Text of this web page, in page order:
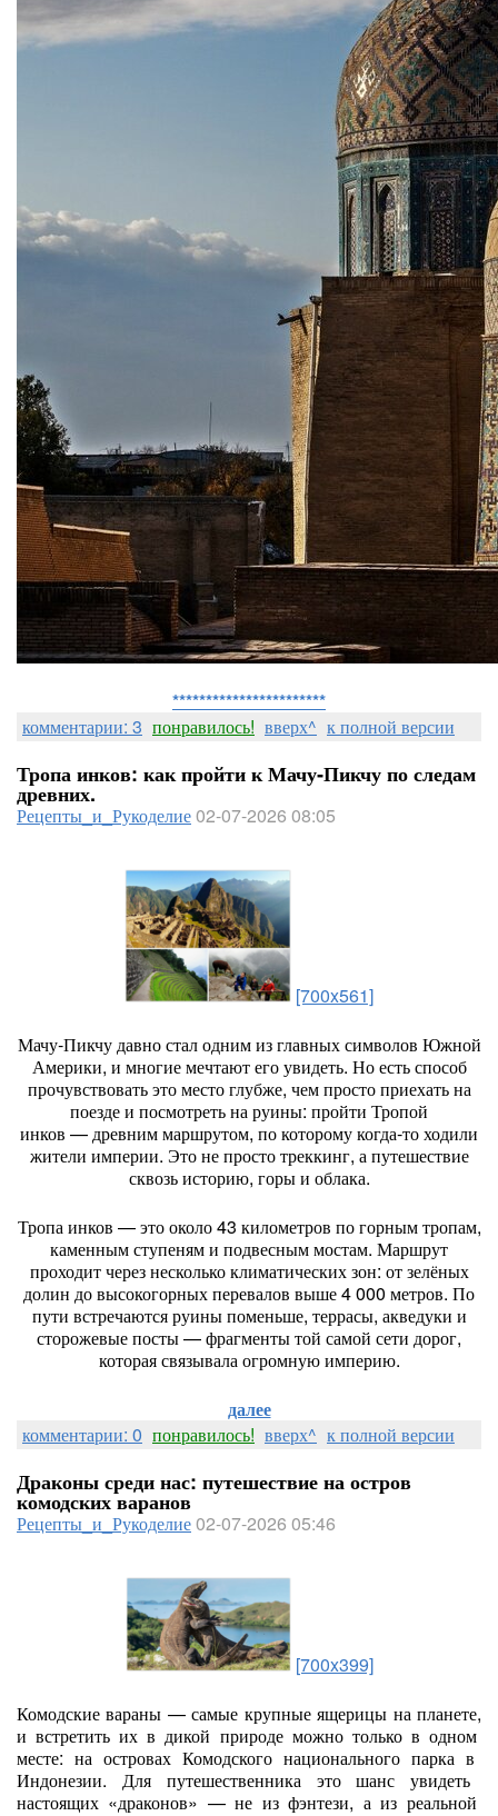
***********************
комментарии: 3 понравилось! вверх^ к полной версии
Тропа инков: как пройти к Мачу‑Пикчу по следам
древних.
Рецепты_и_Рукоделие02-07-2026 08:05
[700x561]
Мачу‑Пикчудавносталоднимизглавныхсимволов Южной
Америки, и многиемечтаютегоувидеть. Ноестьспособ
прочувствоватьэтоместоглубже, чемпростоприехатьна
поездеи посмотретьнаруины: пройти Тропой
инков — древниммаршрутом, покоторомукогда‑тоходили
жители империи. Этонепростотреккинг, апутешествие
сквозьисторию, горыи облака.
Тропаинков — этооколо43 километров погорнымтропам,
каменнымступенями подвесныммостам. Маршрут
проходитчерезнесколькоклиматическихзон: отзелёных
долин довысокогорныхперевалов выше4000 метров. По
пути встречаютсяруиныпоменьше, террасы, акведуки и
сторожевыепосты— фрагментытой самой сети дорог,
котораясвязывалаогромнуюимперию.
далее
комментарии: 0 понравилось! вверх^ к полной версии
Драконы среди нас: путешествие на остров
комодских варанов
Рецепты_и_Рукоделие02-07-2026 05:46
[700x399]
Комодские вараны — самые крупныеящерицы напланете,
и встретить их в дикой природеможнотольков одном
месте: на островах Комодского национального парка в
Индонезии. Дляпутешественникаэтошанс увидеть
настоящих «драконов» — не изфэнтези, аиз реальной